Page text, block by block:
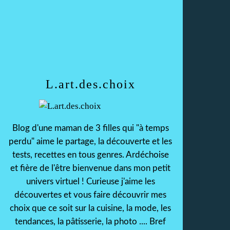
L.art.des.choix
Blog d'une maman de 3 filles qui "à temps
perdu" aime le partage, la découverte et les
tests, recettes en tous genres. Ardéchoise
et fière de l'être bienvenue dans mon petit
univers virtuel ! Curieuse j'aime les
découvertes et vous faire découvrir mes
choix que ce soit sur la cuisine, la mode, les
tendances, la pâtisserie, la photo .... Bref